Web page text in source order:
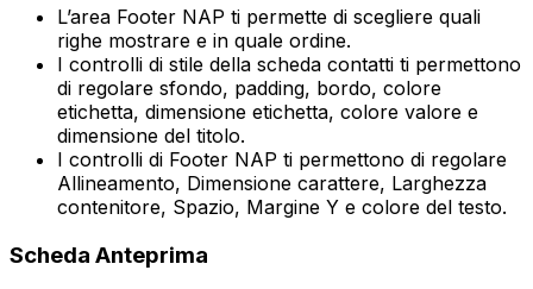
L’area Footer NAP ti permette di scegliere quali
righe mostrare e in quale ordine.
I controlli di stile della scheda contatti ti permettono
di regolare sfondo, padding, bordo, colore
etichetta, dimensione etichetta, colore valore e
dimensione del titolo.
I controlli di Footer NAP ti permettono di regolare
Allineamento, Dimensione carattere, Larghezza
contenitore, Spazio, Margine Y e colore del testo.
Scheda Anteprima